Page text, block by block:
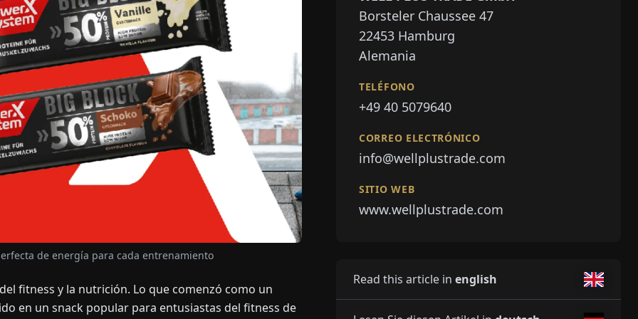
de energía para cada entrenamiento
fitness y la nutrición. Lo que comenzó como un
en un snack popular para entusiastas del fitness de
Borsteler Chaussee 47
22453 Hamburg
Alemania
TELÉFONO
+49 40 5079640
CORREO ELECTRÓNICO
info@wellplustrade.com
SITIO WEB
www.wellplustrade.com
Read this article in english